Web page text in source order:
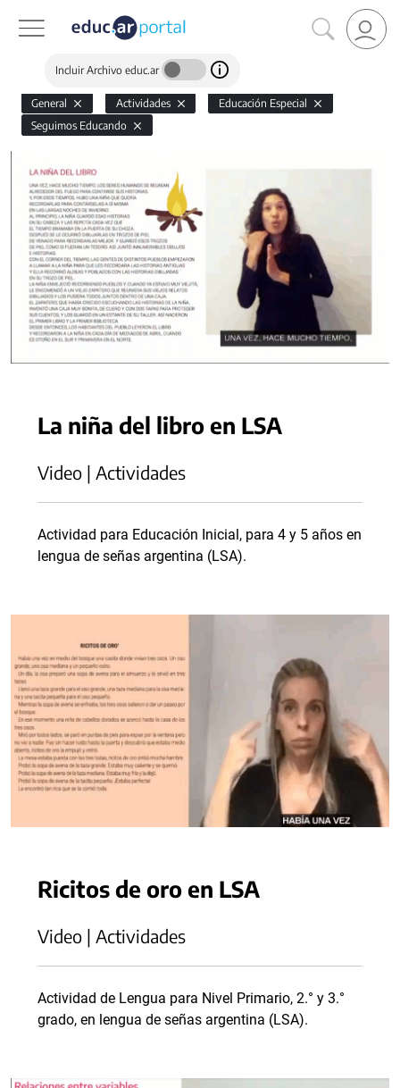
Incluir Archivo educ.ar
General Actividades
Educación Especial
Seguimos Educando
La niña del libro en LSA
Video | Actividades
Actividad para Educación Inicial, para 4 y 5 años en
lengua de señas argentina (LSA).
Ricitos de oro en LSA
Video | Actividades
Actividad de Lengua para Nivel Primario, 2.° y 3.°
grado, en lengua de señas argentina (LSA).